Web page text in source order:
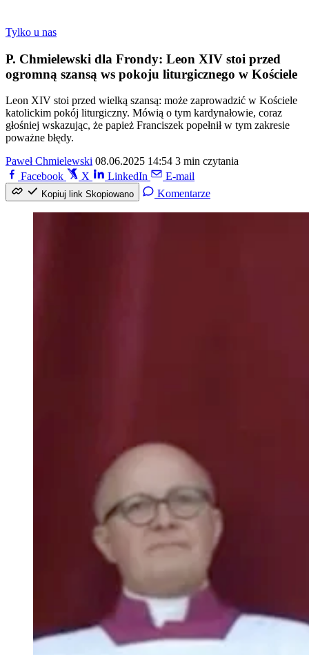
Tylko u nas
P. Chmielewski dla Frondy: Leon XIV stoi przed
ogromną szansą ws pokoju liturgicznego w Kościele
Leon XIV stoi przed wielką szansą: może zaprowadzić w Kościele
katolickim pokój liturgiczny. Mówią o tym kardynałowie, coraz
głośniej wskazując, że papież Franciszek popełnił w tym zakresie
poważne błędy.
Paweł Chmielewski 08.06.2025 14:54 3 min czytania
Facebook
X LinkedIn E-mail
Kopiuj link Skopiowano Komentarze